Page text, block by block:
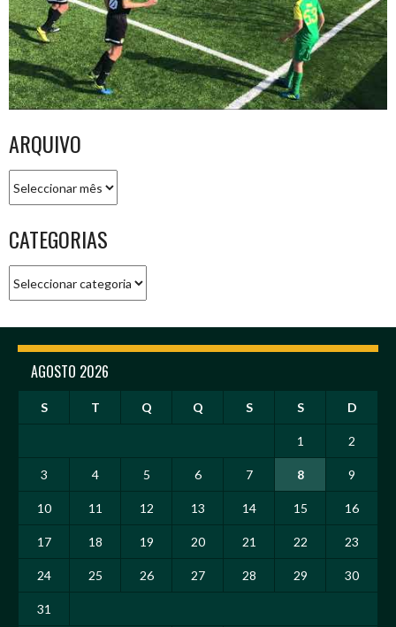
ARQUIVO
CATEGORIAS
AGOSTO 2026
S T Q Q S S D
1 2
3 4 5 6 7 8 9
10 11 12 13 14 15 16
17 18 19 20 21 22 23
24 25 26 27 28 29 30
31